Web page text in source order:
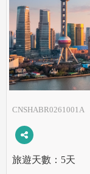
CNSHABR0261001A
5天